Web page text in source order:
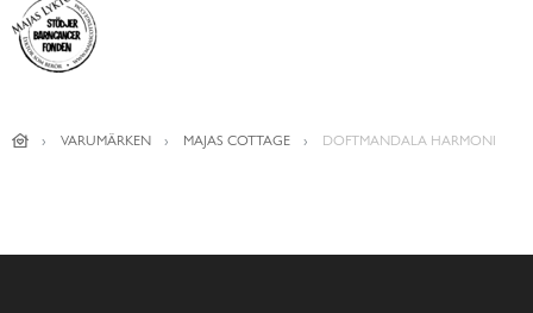
VARUMÄRKEN MAJAS COTTAGE DOFTMANDALA HARMONI